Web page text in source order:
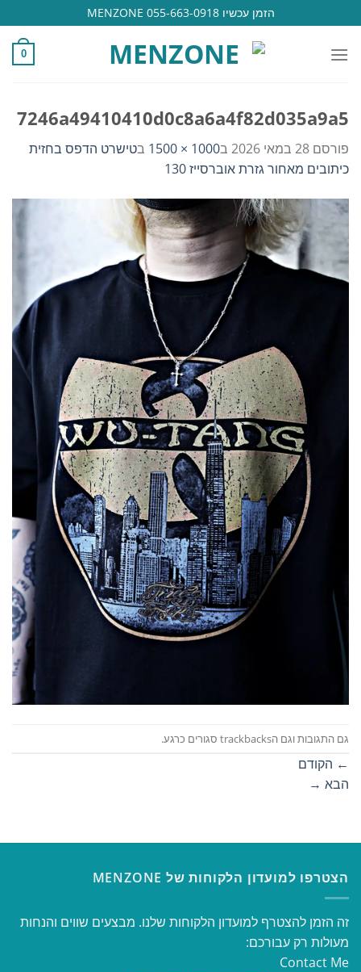
to
content
הזמן עכשיו 055-663-0918 MENZONE
0
7246a49410410d0c8a6a4f82d035a9a5
פורסם 28 במאי 2026 ב1000 × 1500 בטישרט הדפס בחזית
כיתובים מאחור גזרת אוברסייז 130
גם התגובות וגם הtrackbacks סגורים כרגע.
← הקודם
הבא →
הצטרפו למועדון הלקוחות של MENZONE
זה הזמן להצטרף למועדון הלקוחות שלנו. מבצעים שווים והנחות
מעולות רק עבורכם:
Contact Me